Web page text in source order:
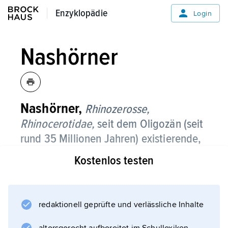
Enzyklopädie
Enzyklopädie Login
Nashörner
Nashörner, Rhinozerosse,
Rhinocerotidae, seit dem Oligozän (seit
rund 35 Millionen Jahren) existierende,
heute mit nur fünf Arten in Savannen
und Grasländern Afrikas und Asiens
Körperbau:
Kostenlos testen
redaktionell geprüfte und verlässliche Inhalte